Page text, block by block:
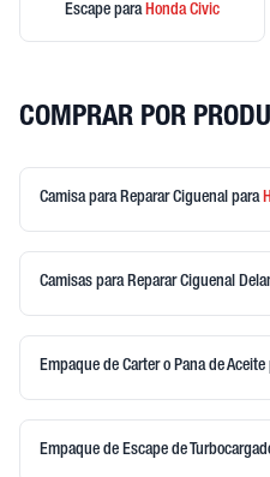
Escapepara HondaCivic
COMPRAR POR
Camisa para Reparar Ciguenal para
Camisas para Reparar Ciguenal
Empaque de Carter o Pana de Aceite
Empaque de Escape de